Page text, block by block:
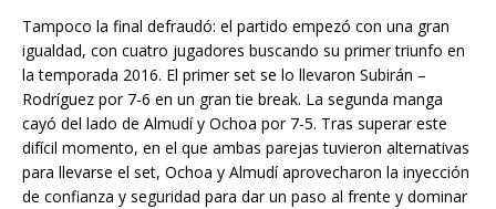
Tampoco la final defraudó: el partido empezó con una gran
igualdad, con cuatro jugadores buscando su primer triunfo en
la temporada 2016. El primer set se lo llevaron Subirán –
Rodríguez por 7-6 en un gran tie break. La segunda manga
cayó del lado de Almudí y Ochoa por 7-5. Tras superar este
difícil momento, en el que ambas parejas tuvieron alternativas
para llevarse el set, Ochoa y Almudí aprovecharon la inyección
de confianza y seguridad para dar un paso al frente y dominar